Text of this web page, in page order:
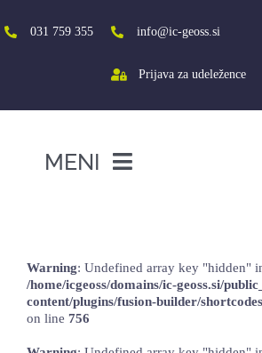
to
content
031 759 355 info@ic-geoss.si
Prijava za udeležence
MENI
VIŠJA ŠOLA
SREDNJA ŠOLA
PROJEKTI
Warning: Undefined array key "hidden"
/home/icgeoss/domains/ic-geoss.si/
content/plugins/fusion-builder/
on line 756